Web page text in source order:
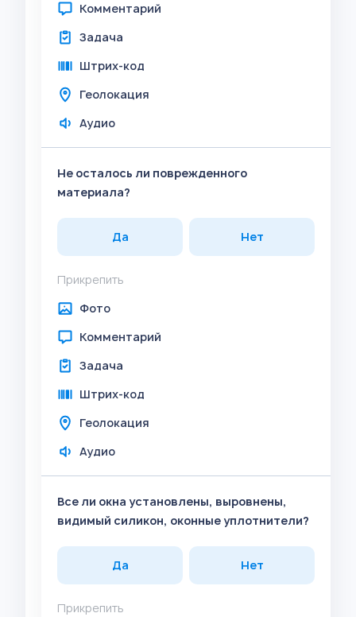
Комментарий
Задача
Штрих-код
Геолокация
Аудио
Не осталось ли поврежденного
материала?
Да Нет
Прикрепить
Фото
Комментарий
Задача
Штрих-код
Геолокация
Аудио
Все ли окна установлены, выровнены,
видимый силикон, оконные уплотнители?
Да Нет
Прикрепить